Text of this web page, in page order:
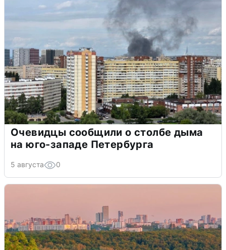
Очевидцы сообщили о столбе дыма
на юго-западе Петербурга
5 августа 0